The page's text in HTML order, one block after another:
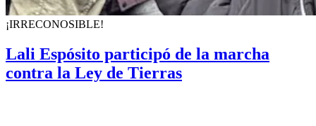
¡IRRECONOSIBLE!
Lali Espósito participó de la marcha
contra la Ley de Tierras